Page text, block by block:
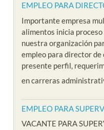
EMPLEO PARA
Importante empresa
alimentos inicia
nuestra organización
empleo para director de
presente perfil,
en carreras
EMPLEO PARA
VACANTE PARA